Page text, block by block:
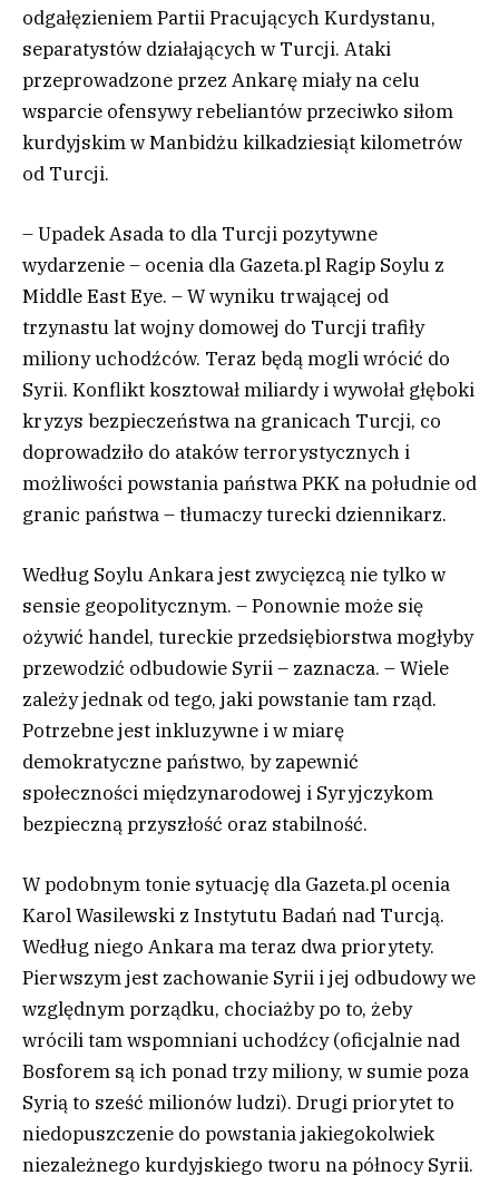
odgałęzieniem Partii Pracujących Kurdystanu,
separatystów działających w Turcji. Ataki
przeprowadzone przez Ankarę miały na celu
wsparcie ofensywy rebeliantów przeciwko siłom
kurdyjskim w Manbidżu kilkadziesiąt kilometrów
od Turcji.
– Upadek Asada to dla Turcji pozytywne
wydarzenie – ocenia dla Gazeta.pl Ragip Soylu z
Middle East Eye. – W wyniku trwającej od
trzynastu lat wojny domowej do Turcji trafiły
miliony uchodźców. Teraz będą mogli wrócić do
Syrii. Konflikt kosztował miliardy i wywołał głęboki
kryzys bezpieczeństwa na granicach Turcji, co
doprowadziło do ataków terrorystycznych i
możliwości powstania państwa PKK na południe od
granic państwa – tłumaczy turecki dziennikarz.
Według Soylu Ankara jest zwycięzcą nie tylko w
sensie geopolitycznym. – Ponownie może się
ożywić handel, tureckie przedsiębiorstwa mogłyby
przewodzić odbudowie Syrii – zaznacza. – Wiele
zależy jednak od tego, jaki powstanie tam rząd.
Potrzebne jest inkluzywne i w miarę
demokratyczne państwo, by zapewnić
społeczności międzynarodowej i Syryjczykom
bezpieczną przyszłość oraz stabilność.
W podobnym tonie sytuację dla Gazeta.pl ocenia
Karol Wasilewski z Instytutu Badań nad Turcją.
Według niego Ankara ma teraz dwa priorytety.
Pierwszym jest zachowanie Syrii i jej odbudowy we
względnym porządku, chociażby po to, żeby
wrócili tam wspomniani uchodźcy (oficjalnie nad
Bosforem są ich ponad trzy miliony, w sumie poza
Syrią to sześć milionów ludzi). Drugi priorytet to
niedopuszczenie do powstania jakiegokolwiek
niezależnego kurdyjskiego tworu na północy Syrii.